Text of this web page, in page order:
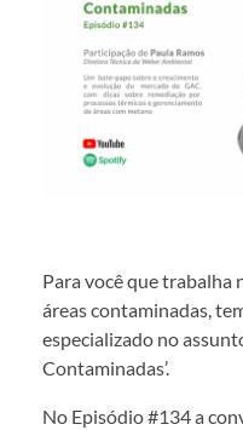
Para você que trabalha
áreas contaminadas,
especializado no
Contaminadas’.
No Episódio #134 a